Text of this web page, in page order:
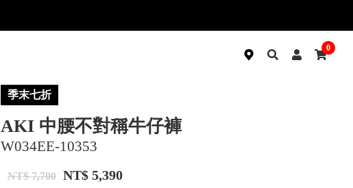
0
季末七折
AKI 中腰不對稱牛仔褲
W034EE-10353
NT$ 7,700 NT$ 5,390